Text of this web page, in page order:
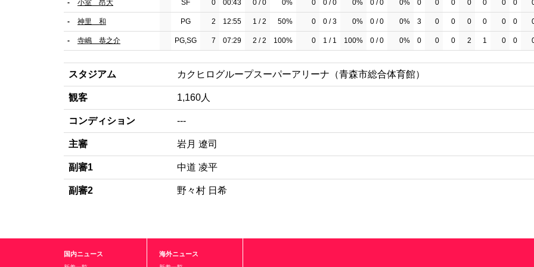
- 小室 昂大 SF 0 00:43 0 / 0 0% 0 0 / 0 0% 0 / 0 0% 0 0 0 0 0 0 0
- 神里 和 PG 2 12:55 1 / 2 50% 0 0 / 3 0% 0 / 0 0% 3 0 0 0 0 0 0
- 寺嶋 恭之介 PG,SG 7 07:29 2 / 2 100% 0 1 / 1 100% 0 / 0 0% 0 0 0 2 1 0 0
スタジアム カクヒログループスーパーアリーナ（青森市総合体育館）
観客 1,160人
コンディション ---
主審 岩月 遼司
副審1 中道 凌平
副審2 野々村 日希
国内ニュース 海外ニュース